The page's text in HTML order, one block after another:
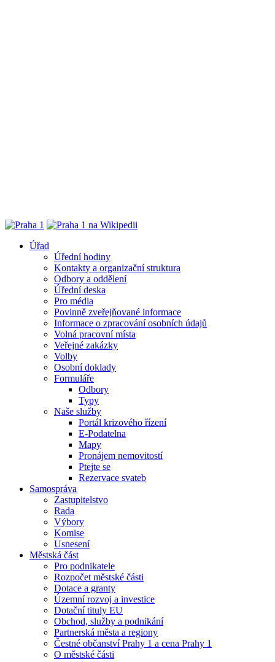
Úřad
Úřední hodiny
Kontakty a organizační struktura
Odbory a oddělení
Úřední deska
Pro média
Povinně zveřejňované informace
Informace o zpracování osobních údajů
Volná pracovní místa
Veřejné zakázky
Volby
Osobní doklady
Formuláře
Odbory
Typy
Naše služby
Portál krizového řízení
E-Podatelna
Mapy
Pronájem nemovitostí
Ptejte se
Rezervace svateb
Samospráva
Zastupitelstvo
Rada
Výbory
Komise
Usnesení
Městská část
Pro podnikatele
Rozpočet městské části
Dotace a granty
Územní rozvoj a investice
Dotační tituly EU
Obchod, služby a podnikání
Partnerská města a regiony
Čestné občanství Prahy 1 a cena Prahy 1
O městské části